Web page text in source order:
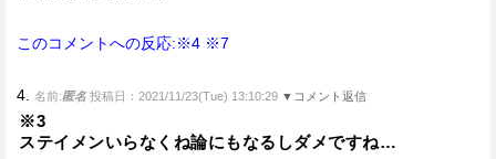
このコメントへの反応:※4 ※7
4. 名前:匿名 投稿日：2021/11/23(Tue) 13:10:29 ▼コメント返信
※3
ステイメンいらなくね論にもなるしダメですね…